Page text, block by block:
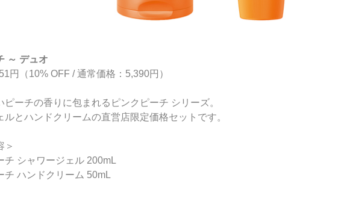
～ デュオ
円（10% OFF / 通常価格：5,390円）
ピーチの香りに包まれるピンクピーチ シリーズ。
ルとハンドクリームの直営店限定価格セットです。
＞
チ シャワージェル 200mL
チ ハンドクリーム 50mL